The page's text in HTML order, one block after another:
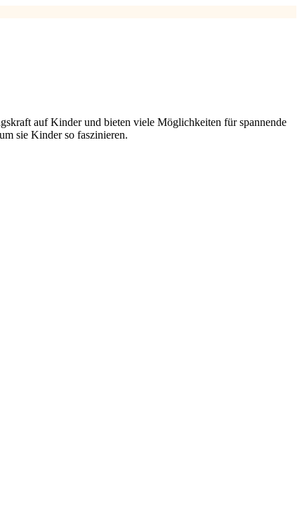
auf Kinder und bieten viele Möglichkeiten für spannende
sie Kinder so faszinieren.